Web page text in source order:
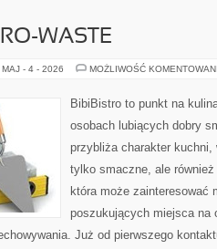
WASTE
MAJ - 4 - 2026 MOŻLIWOŚĆ
BibiBistro to punkt na
osobach lubiących dobry
przybliża charakter
tylko smaczne, ale
która może zainteresować
poszukujących miejsca na
Już od pierwszego